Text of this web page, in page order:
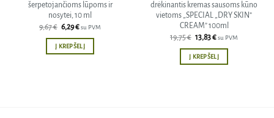
šerpetojančioms lūpoms ir
nosytei, 10 ml
9,67€ Original
was:
9,67 €.
6,29€Current
is:
6,29 €.
su PVM
Į KREPŠELĮ
drėkinantis kremas sausoms kūno
vietoms „SPECIAL „DRY SKIN”
CREAM” 100ml
19,75€ Original
was:
19,75 €.
13,83€Current
is:
13,83 €.
su PVM
Į KREPŠELĮ